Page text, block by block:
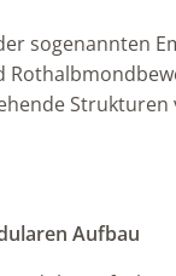
sogenannten
Aufbau